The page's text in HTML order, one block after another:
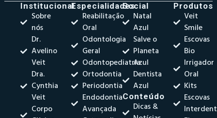
Institucional
Sobre
nós
Dr.
Avelino
Veit
Dra.
Cynthia
Veit
Corpo
Especialidades
Reabilitação
Oral
Odontologia
Geral
Odontopediatria
Ortodontia
Periodontia
Endodontia
Avançada
Social
Natal
Azul
Salve o
Planeta
Azul
Dentista
Azul
Conteúdo
Dicas &
Produtos
Veit
Smile
Escovas
Bio
Irrigador
Oral
Kits
Escovas